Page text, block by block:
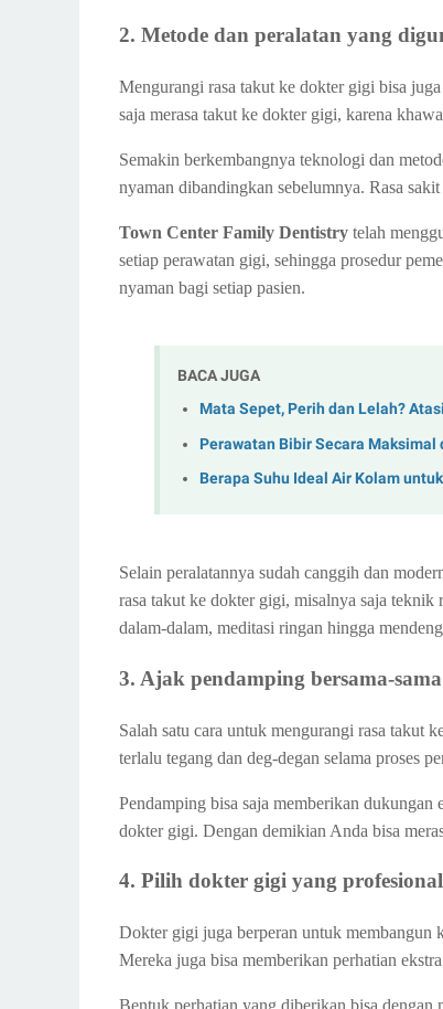
2. Metode dan peralatan yang
Mengurangi rasa takut ke dokter gigi bisa
saja merasa takut ke dokter gigi, karena
Semakin berkembangnya teknologi dan
nyaman dibandingkan sebelumnya. Rasa
Town Center Family Dentistry telah
setiap perawatan gigi, sehingga prosedur
nyaman bagi setiap pasien.
BACA JUGA
Mata Sepet, Perih dan Lelah?
Perawatan Bibir Secara
Berapa Suhu Ideal Air Kolam
Selain peralatannya sudah canggih dan
rasa takut ke dokter gigi, misalnya saja teknik
dalam-dalam, meditasi ringan hingga
3. Ajak pendamping bersama-
Salah satu cara untuk mengurangi rasa takut
terlalu tegang dan deg-degan selama proses
Pendamping bisa saja memberikan dukungan
dokter gigi. Dengan demikian Anda bisa
4. Pilih dokter gigi yang
Dokter gigi juga berperan untuk membangun
Mereka juga bisa memberikan perhatian
Bentuk perhatian yang diberikan bisa dengan